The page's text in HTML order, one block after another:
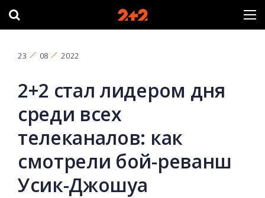
23 08 2022
2+2 стал лидером дня
среди всех
телеканалов: как
смотрели бой-реванш
Усик-Джошуа